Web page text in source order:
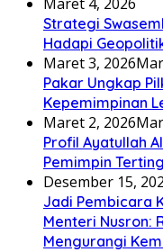
Strategi
Hadapi
Maret 3, 2026
Pakar Ungkap
Kepemimpinan
Maret 2, 2026
Profil Ayatullah
Pemimpin
Desember 15,
Jadi Pembicara
Menteri Nusron:
Mengurangi